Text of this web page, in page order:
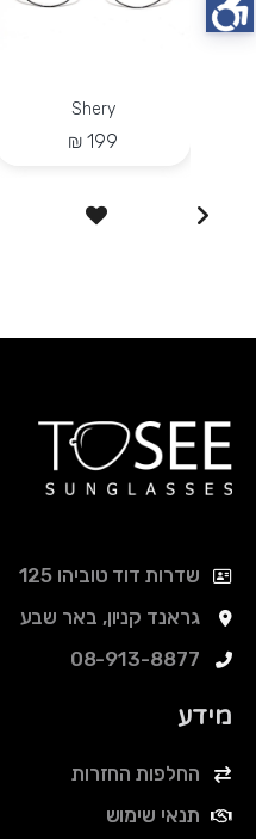
Shery
שדרות דוד טוביהו 125
גראנד קניון, באר שבע
08-913-8877
מידע
החלפות החזרות
תנאי שימוש